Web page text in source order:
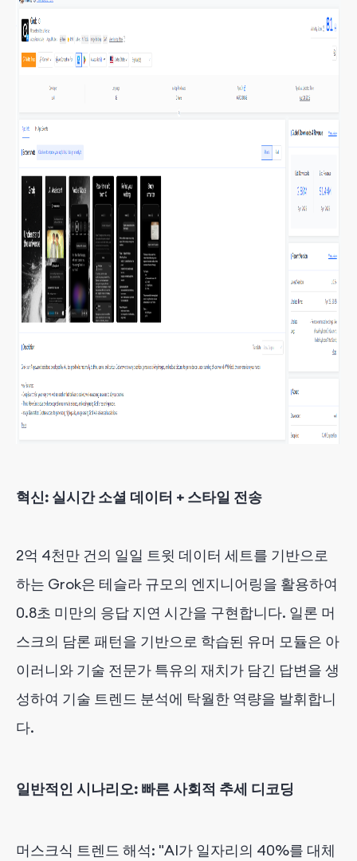
혁신: 실시간 소셜 데이터 + 스타일 전송
2억 4천만 건의 일일 트윗 데이터 세트를 기반으로
하는 Grok은 테슬라 규모의 엔지니어링을 활용하여
0.8초 미만의 응답 지연 시간을 구현합니다. 일론 머
스크의 담론 패턴을 기반으로 학습된 유머 모듈은 아
이러니와 기술 전문가 특유의 재치가 담긴 답변을 생
성하여 기술 트렌드 분석에 탁월한 역량을 발휘합니
다.
일반적인 시나리오: 빠른 사회적 추세 디코딩
머스크식 트렌드 해석: "AI가 일자리의 40%를 대체